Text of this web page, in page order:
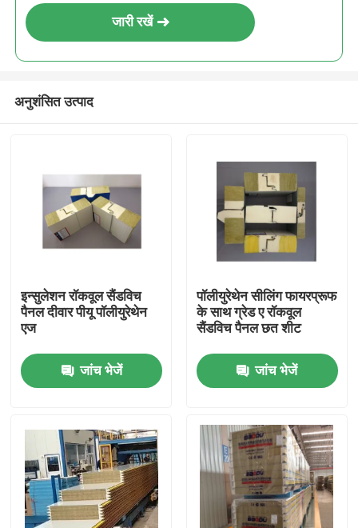
उत्पादों
हमारे बारे में
जारी रखें
अनुशंसित उत्पाद
इन्सुलेशन रॉकवूल सैंडविच
पैनल दीवार पीयू पॉलीयुरेथेन
एज
जांच भेजें
पॉलीयुरेथेन सीलिंग फायरप्रूफ
के साथ ग्रेड ए रॉकवूल
सैंडविच पैनल छत शीट
जांच भेजें